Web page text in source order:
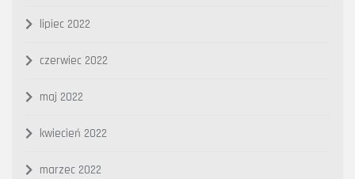
lipiec 2022
czerwiec 2022
maj 2022
kwiecień 2022
marzec 2022